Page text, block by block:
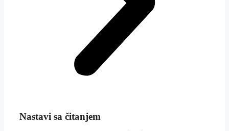
Nastavi sa čitanjem